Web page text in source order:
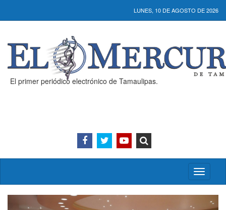
LUNES, 10 DE AGOSTO DE 2026
El primer periódico electrónico de Tamaulipas.
Activar/
menú